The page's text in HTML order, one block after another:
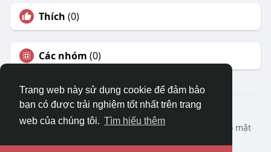
Trang web này sử dụng cookie để đảm bảo
bạn có được trải nghiệm tốt nhất trên trang
web của chúng tôi. Tìm hiểu thêm
Thích (0)
Các nhóm (0)
© 2026 DRVIET.COM
Nhà
Bao Quát Liên hệ chúng tôi
Chính sách bảo mật